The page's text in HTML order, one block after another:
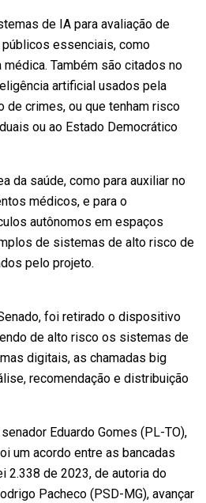
de IA para avaliação de
essenciais, como
Também são citados no
artificial usados pela
de crimes, ou que tenham risco
ou ao Estado Democrático
da saúde, como para auxiliar no
médicos, e para o
autônomos em espaços
de sistemas de alto risco de
pelo projeto.
foi retirado o dispositivo
de alto risco os sistemas de
digitais, as chamadas big
recomendação e distribuição
Eduardo Gomes (PL-TO),
um acordo entre as bancadas
2.338 de 2023, de autoria do
Pacheco (PSD-MG), avançar